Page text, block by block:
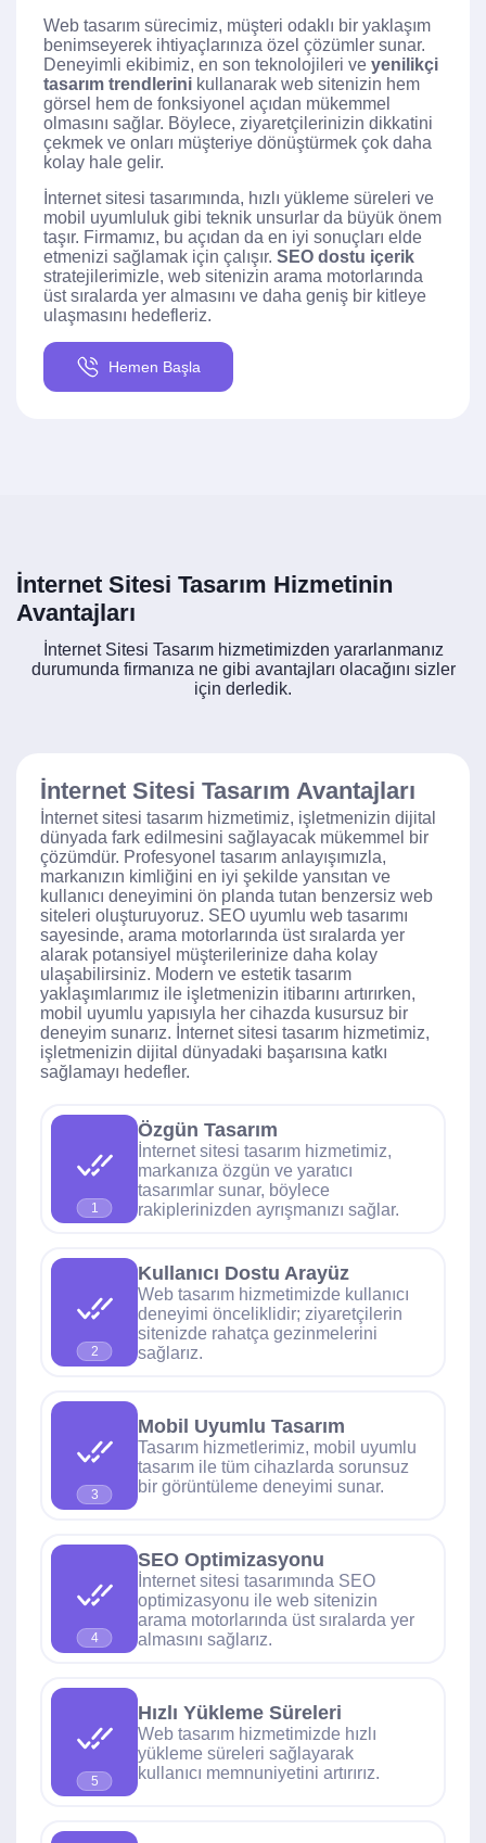
Web tasarım sürecimiz, müşteri odaklı bir yaklaşım
benimseyerek ihtiyaçlarınıza özel çözümler sunar.
Deneyimli ekibimiz, en son teknolojileri ve yenilikçi
tasarım trendlerini kullanarak web sitenizin hem
görsel hem de fonksiyonel açıdan mükemmel
olmasını sağlar. Böylece, ziyaretçilerinizin dikkatini
çekmek ve onları müşteriye dönüştürmek çok daha
kolay hale gelir.
İnternet sitesi tasarımında, hızlı yükleme süreleri ve
mobil uyumluluk gibi teknik unsurlar da büyük önem
taşır. Firmamız, bu açıdan da en iyi sonuçları elde
etmenizi sağlamak için çalışır. SEO dostu içerik
stratejilerimizle, web sitenizin arama motorlarında
üst sıralarda yer almasını ve daha geniş bir kitleye
ulaşmasını hedefleriz.
Hemen Başla
İnternet Sitesi Tasarım Hizmetinin
Avantajları
İnternet Sitesi Tasarım hizmetimizden yararlanmanız
durumunda firmanıza ne gibi avantajları olacağını sizler
için derledik.
İnternet Sitesi Tasarım Avantajları
İnternet sitesi tasarım hizmetimiz, işletmenizin dijital
dünyada fark edilmesini sağlayacak mükemmel bir
çözümdür. Profesyonel tasarım anlayışımızla,
markanızın kimliğini en iyi şekilde yansıtan ve
kullanıcı deneyimini ön planda tutan benzersiz web
siteleri oluşturuyoruz. SEO uyumlu web tasarımı
sayesinde, arama motorlarında üst sıralarda yer
alarak potansiyel müşterilerinize daha kolay
ulaşabilirsiniz. Modern ve estetik tasarım
yaklaşımlarımız ile işletmenizin itibarını artırırken,
mobil uyumlu yapısıyla her cihazda kusursuz bir
deneyim sunarız. İnternet sitesi tasarım hizmetimiz,
işletmenizin dijital dünyadaki başarısına katkı
sağlamayı hedefler.
1
Özgün Tasarım
İnternet sitesi tasarım hizmetimiz,
markanıza özgün ve yaratıcı
tasarımlar sunar, böylece
rakiplerinizden ayrışmanızı sağlar.
2
Kullanıcı Dostu Arayüz
Web tasarım hizmetimizde kullanıcı
deneyimi önceliklidir; ziyaretçilerin
sitenizde rahatça gezinmelerini
sağlarız.
3
Mobil Uyumlu Tasarım
Tasarım hizmetlerimiz, mobil uyumlu
tasarım ile tüm cihazlarda sorunsuz
bir görüntüleme deneyimi sunar.
4
SEO Optimizasyonu
İnternet sitesi tasarımında SEO
optimizasyonu ile web sitenizin
arama motorlarında üst sıralarda yer
almasını sağlarız.
5
Hızlı Yükleme Süreleri
Web tasarım hizmetimizde hızlı
yükleme süreleri sağlayarak
kullanıcı memnuniyetini artırırız.